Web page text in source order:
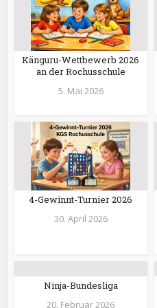
Känguru-Wettbewerb 2026
an der Rochusschule
5. Mai 2026
4-Gewinnt-Turnier 2026
30. April 2026
Ninja-Bundesliga
20. Februar 2026